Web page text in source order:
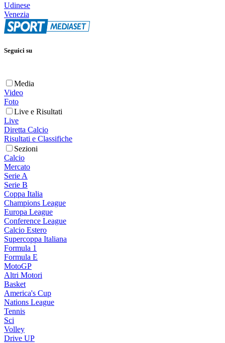
Udinese
Venezia
Seguici su
Media
Video
Foto
Live e Risultati
Live
Diretta Calcio
Risultati e Classifiche
Sezioni
Calcio
Mercato
Serie A
Serie B
Coppa Italia
Champions League
Europa League
Conference League
Calcio Estero
Supercoppa Italiana
Formula 1
Formula E
MotoGP
Altri Motori
Basket
America's Cup
Nations League
Tennis
Sci
Volley
Drive UP